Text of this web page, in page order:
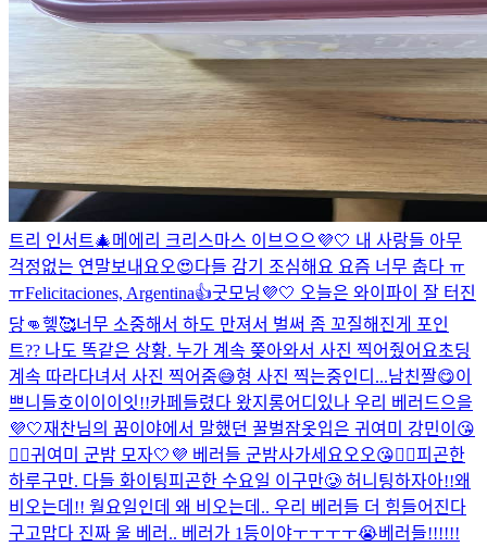
트리 인서트🎄메에리 크리스마스 이브으으💜🤍 내 사랑들 아무
걱정없는 연말보내요오😍다들 감기 조심해요 요즘 너무 춥다 ㅠ
ㅠFelicitaciones, Argentina👍굿모닝💜🤍 오늘은 와이파이 잘 터진
당👊헿🥰너무 소중해서 하도 만져서 벌써 좀 꼬질해진게 포인
트?? 나도 똑같은 상황. 누가 계속 쫒아와서 사진 찍어줬어요초딩
계속 따라다녀서 사진 찍어줌😅형 사진 찍는중인디...남친짤😋이
쁘니들호이이이잇!!카페들렸다 왔지롱어디있나 우리 베러드으을
💜🤍재찬님의 꿈이야에서 말했던 꿀벌잠옷입은 귀여미 강민이😘
👍🏻귀여미 군밤 모자🤍💜 베러들 군밤사가세요오오😘👍🏻피곤한
하루구만. 다들 화이팅피곤한 수요일 이구만🥲 허니팅하자아!!왜
비오는데!! 월요일인데 왜 비오는데.. 우리 베러들 더 힘들어진다
구고맙다 진짜 울 베러.. 베러가 1등이야ㅜㅜㅜㅜ😭베러들!!!!!!